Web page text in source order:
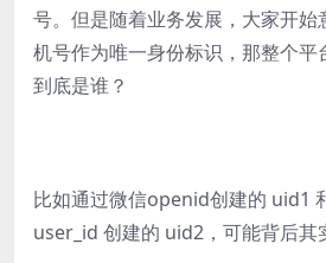
号。但是随着业务发展，大家开始
机号作为唯一身份标识，那整个平
到底是谁？
比如通过微信openid创建的 uid1
user_id 创建的 uid2，可能背后其